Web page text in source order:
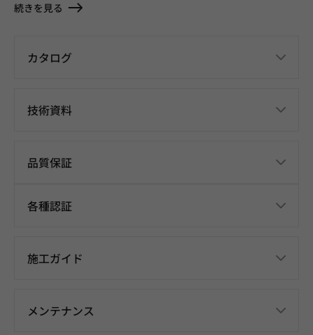
続きを見る
カタログ
技術資料
品質保証
各種認証
施工ガイド
メンテナンス